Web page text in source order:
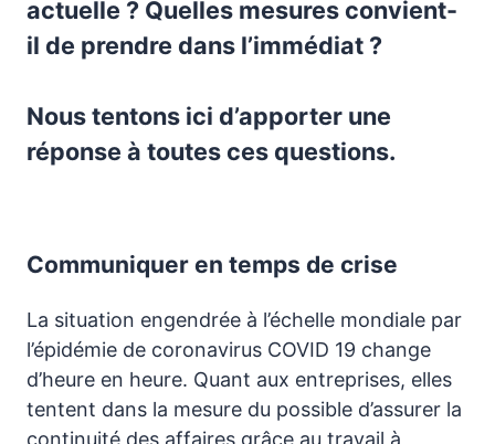
actuelle ? Quelles mesures convient-
il de prendre dans l’immédiat ?
Nous tentons ici d’apporter une
réponse à toutes ces questions.
Communiquer en temps de crise
La situation engendrée à l’échelle mondiale par
l’épidémie de coronavirus COVID 19 change
d’heure en heure. Quant aux entreprises, elles
tentent dans la mesure du possible d’assurer la
continuité des affaires grâce au travail à